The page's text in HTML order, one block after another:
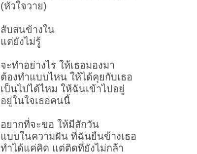
(หัวใจวาย)
สับสนข้างใน
แต่ยังไม่รู้
จะทำอย่างไร ให้เธอมองมา
ต้องทำแบบไหน ให้ได้คุยกับเธอ
เป็นไปได้ไหม ให้ฉันเข้าไปอยู่
อยู่ในใจเธอคนนี้
อยากที่จะขอ ให้มีสักวัน
แบบในความฝัน ที่ฉันยืนข้างเธอ
ทำได้แค่คิด แต่ติดที่ยังไม่กล้า